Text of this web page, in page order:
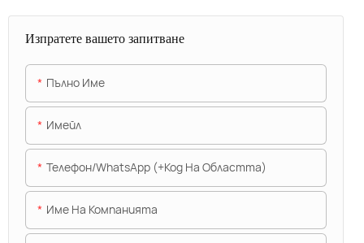
Изпратете вашето запитване
Пълно Име
Имейл
Телефон/WhatsApp (+Код На Областта)
Име На Компанията